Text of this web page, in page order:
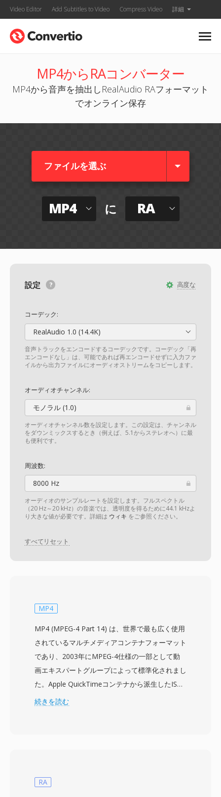
Video Editor Add Subtitles to Video Compress Video 詳細
MP4からRAコンバーター
MP4から音声を抽出しRealAudio RAフォーマット
でオンライン保存
ファイルを選ぶ
MP4 に RA
高度な
設定
コーデック:
RealAudio 1.0 (14.4K)
音声トラックをエンコードするコーデックです。コーデック「再
エンコードなし」は、可能であれば再エンコードせずに入力ファ
イルから出力ファイルにオーディオストリームをコピーします。
オーディオチャンネル:
モノラル (1.0)
オーディオチャンネル数を設定します。この設定は、チャンネル
をダウンミックスするとき（例えば、5.1からステレオへ）に最
も便利です。
周波数:
8000 Hz
オーディオのサンプルレートを設定します。フルスペクトル
（20 Hz～20 kHz）の音楽では、透明度を得るために44.1 kHzよ
り大きな値が必要です。詳細は ウィキ をご参照ください。
すべてリセット
MP4
MP4 (MPEG-4 Part 14) は、世界で最も広く使用
されているマルチメディアコンテナフォーマット
であり、2003年にMPEG-4仕様の一部として動
画エキスパートグループによって標準化されまし
た。Apple QuickTimeコンテナから派生したISO
ベースメディアファイルフォーマット (MPEG-4
MPEG-4 Visual、AC-3、ALACなど幅広い代替コ
続きを読む
RA